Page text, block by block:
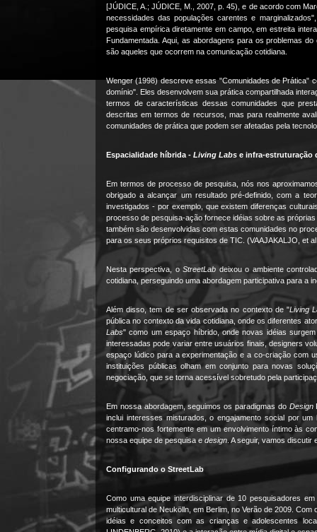
[JÚDICE, A.; JÚDICE, M., 2007, p. 45), e de acordo com
necessidades das populações carentes e
pesquisa empírica diretamente em campo, em estreita
Fundamentada. Aqui, as abordagens para os problemas
são aqueles que ocorrem na comunicação cotidiana.
Wenger (1998) descreve essas "Comunidades de Prática"
domínio". Eles desenvolvem sua prática compartilhada
termos de características dessas comunidades que
descritas em termos de recursos, mas para realmente
comunidades de prática que podem ser afetadas pela
Espacialidade híbrida - Living Labs e infra-estruturação
Em termos de processo de pesquisa, nós nos
obrigado a alcançar um resultado pré-definido, com a
investigados - por exemplo, que existem diferenças
processo de pesquisa-ação fornece idéias sobre as
também são desenvolvidas com estas comunidades no
para os seus próprios requisitos de TIC. (VAAJAKALJO, et
Nesta perspectiva, oStreetLab deixou o ambiente
cotidiana, perseguindo uma abordagem participativa para a
Além disso, tem de ser observada no contexto de "Living
pública no contexto da vida cotidiana, onde os diferentes
Labs" como um espaço híbrido, onde novas idéias
interessadas pode variar entre usuários finais, designers
espaço lúdico para a experimentação e a co-criação com
instituições públicas olham em conjunto para novas
negociação, que se torna acessível sobretudo pela
Em nossa abordagem, seguimos os paradigmas do Design
inclui interesses misturados, o engajamento social por
centramo-nos fortemente em um envolvimento íntimo às
nossa equipe de pesquisa e design. A seguir, vamos
Configurando o StreetLab
Como uma equipe interdisciplinar de 10 pesquisadores
multicultural de Neukölln, em Berlim, no Verão de 2009.
idéias e conceitos com as crianças e adolescentes